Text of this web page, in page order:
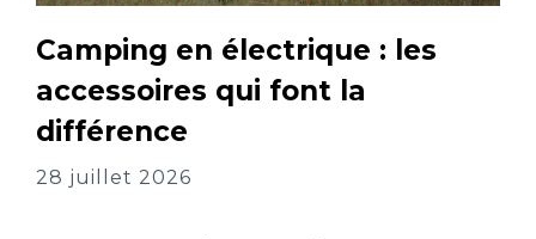
Camping en électrique : les
accessoires qui font la
différence
28 juillet 2026